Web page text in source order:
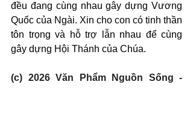
đều đang cùng nhau gây dựng Vương
Quốc của Ngài. Xin cho con có tinh thần
tôn trọng và hỗ trợ lẫn nhau để cùng
gây dựng Hội Thánh của Chúa.
(c) 2026 Văn Phẩm Nguồn Sống -